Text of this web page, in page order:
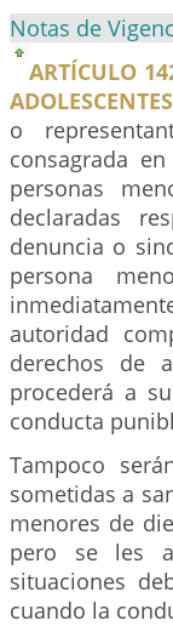
Notas de
ARTÍCULO
o
consagrada
personas
declaradas
denuncia o
persona
autoridad
derechos de
procederá a
conducta
Tampoco
sometidas a
menores de
pero se les
situaciones
cuando la